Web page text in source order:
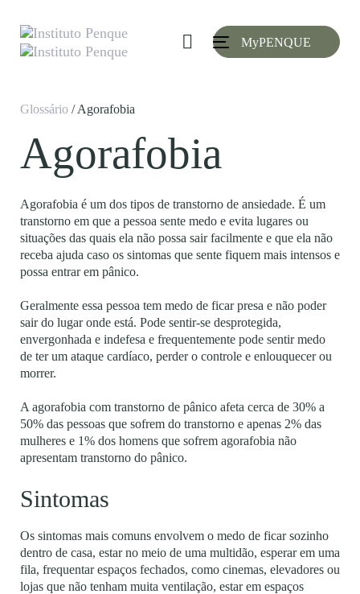
links to
primary
navigation
content
Toggle
MyPENQUE
Glossário / Agorafobia
Agorafobia
Agorafobia é um dos tipos de transtorno de ansiedade. É um
transtorno em que a pessoa sente medo e evita lugares ou
situações das quais ela não possa sair facilmente e que ela não
receba ajuda caso os sintomas que sente fiquem mais intensos e
possa entrar em pânico.
Geralmente essa pessoa tem medo de ficar presa e não poder
sair do lugar onde está. Pode sentir-se desprotegida,
envergonhada e indefesa e frequentemente pode sentir medo
de ter um ataque cardíaco, perder o controle e enlouquecer ou
morrer.
A agorafobia com transtorno de pânico afeta cerca de 30% a
50% das pessoas que sofrem do transtorno e apenas 2% das
mulheres e 1% dos homens que sofrem agorafobia não
apresentam transtorno do pânico.
Sintomas
Os sintomas mais comuns envolvem o medo de ficar sozinho
dentro de casa, estar no meio de uma multidão, esperar em uma
fila, frequentar espaços fechados, como cinemas, elevadores ou
lojas que não tenham muita ventilação, estar em espaços